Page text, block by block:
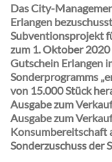
Das City-
Erlangen
Subventionsprojekt
zum 1. Oktober
Gutschein Erlangen
Sonderprogramms
von 15.000 Stück
Ausgabe zum
Ausgabe zum
Konsumbereitschaft
Sonderzuschuss der